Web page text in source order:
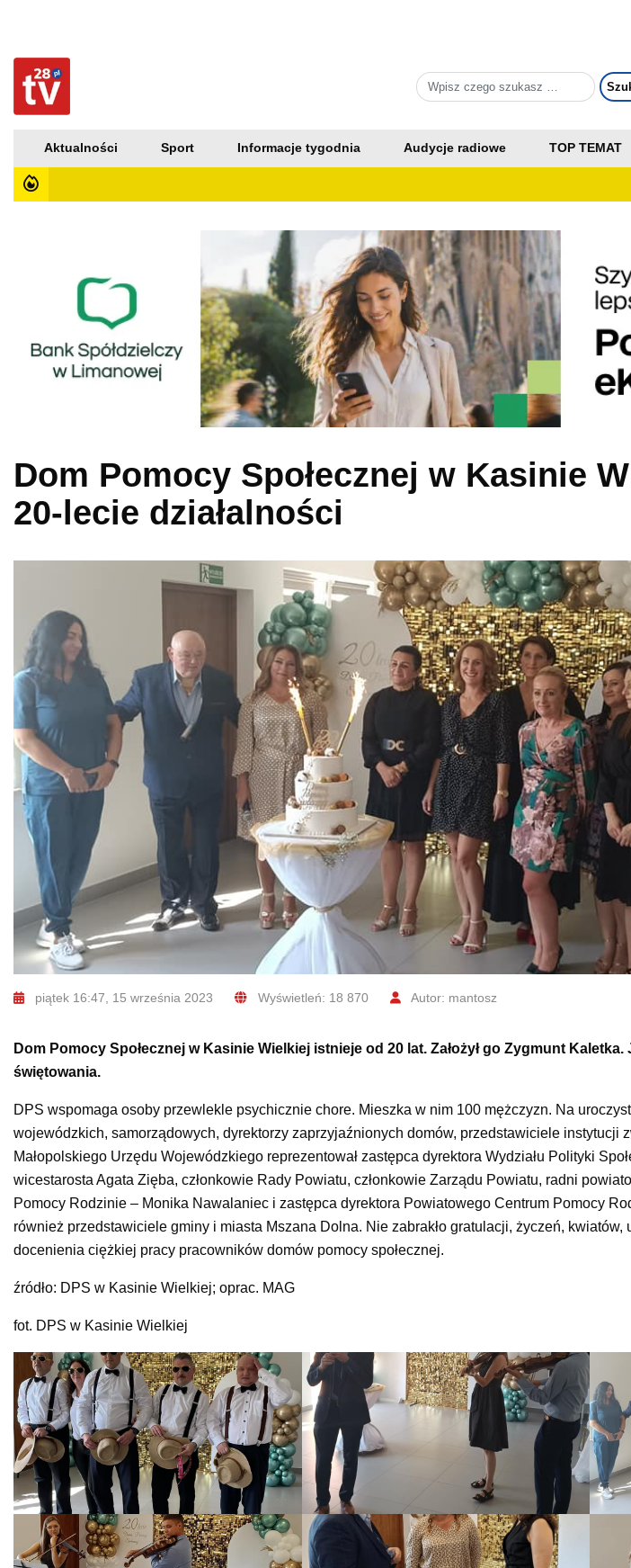
Aktualności Sport Informacje tygodnia Audycje radiowe TOP TEMAT
Dom Pomocy Społecznej w Kasinie
20-lecie działalności
piątek 16:47, 15 września 2023 Wyświetleń: 18 870 Autor: mantosz
Dom Pomocy Społecznej w Kasinie Wielkiej istnieje od 20 lat. Założył go Zygmunt
świętowania.
DPS wspomaga osoby przewlekle psychicznie chore. Mieszka w nim 100 mężczyzn. Na
wojewódzkich, samorządowych, dyrektorzy zaprzyjaźnionych domów, przedstawiciele instytucji
Małopolskiego Urzędu Wojewódzkiego reprezentował zastępca dyrektora Wydziału Polityki
wicestarosta Agata Zięba, członkowie Rady Powiatu, członkowie Zarządu Powiatu, radni
Pomocy Rodzinie – Monika Nawalaniec i zastępca dyrektora Powiatowego Centrum Pomocy
również przedstawiciele gminy i miasta Mszana Dolna. Nie zabrakło gratulacji, życzeń,
docenienia ciężkiej pracy pracowników domów pomocy społecznej.
źródło: DPS w Kasinie Wielkiej; oprac. MAG
fot. DPS w Kasinie Wielkiej